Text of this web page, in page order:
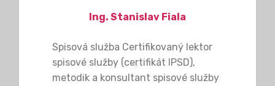
Ing. Stanislav Fiala
Spisová služba Certifikovaný lektor
spisové služby (certifikát IPSD),
metodik a konsultant spisové služby